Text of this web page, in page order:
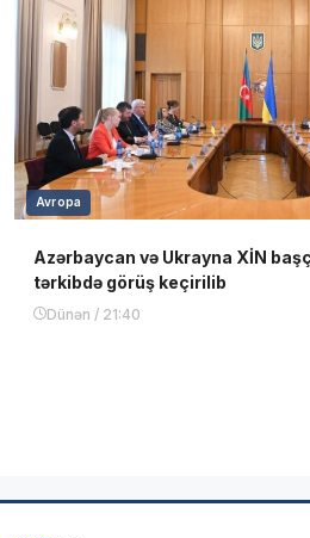
Avropa
Azərbaycan və Ukrayna XİN
tərkibdə görüş keçirilib
Dünən / 21:40